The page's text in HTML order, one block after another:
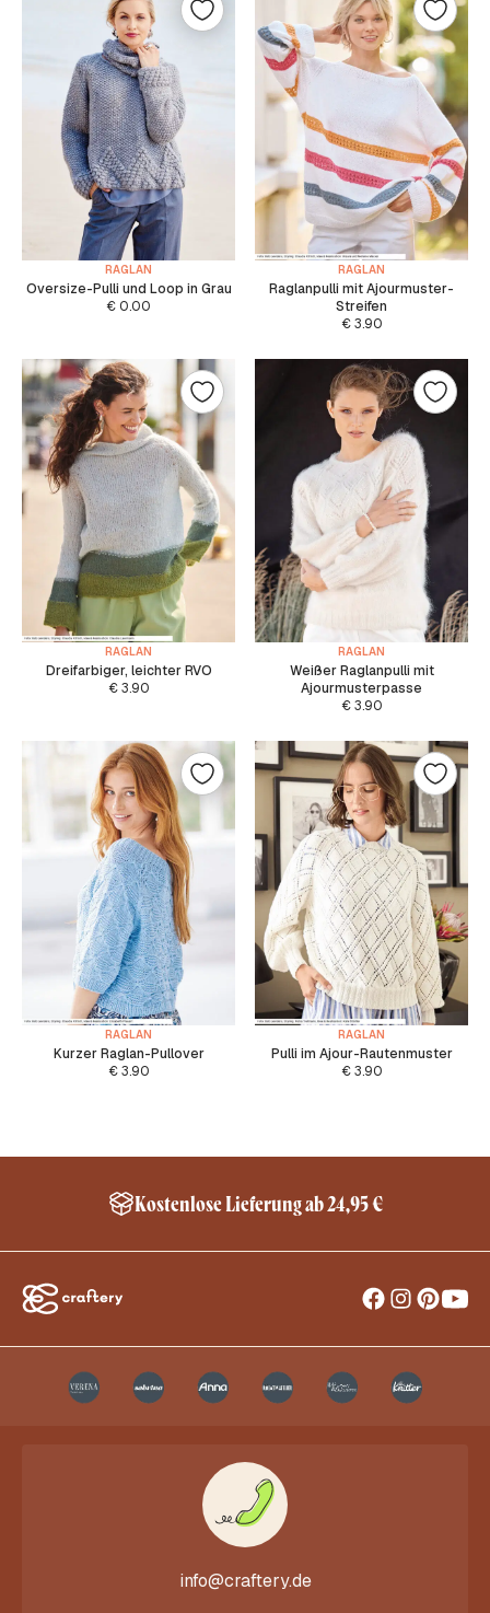
RAGLAN
Oversize-Pulli und Loop in Grau
€ 0.00
RAGLAN
Raglanpulli mit Ajourmuster-
Streifen
€3.90
RAGLAN
Dreifarbiger, leichter RVO
€3.90
RAGLAN
Weißer Raglanpulli mit
Ajourmusterpasse
€3.90
RAGLAN
Kurzer Raglan-Pullover
€3.90
RAGLAN
Pulli im Ajour-Rautenmuster
€3.90
Kostenlose Lieferung ab 24,95 €
info@craftery.de